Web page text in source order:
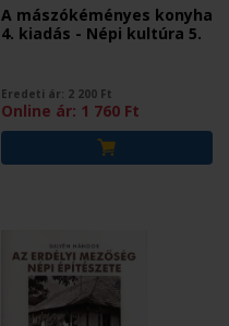
A mászókéményes konyha
4. kiadás - Népi kultúra 5.
Eredeti ár: 2 200 Ft
Online ár: 1 760 Ft